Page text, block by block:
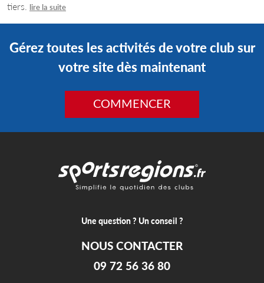
tiers.
lire la suite
Gérez toutes les activités de votre club sur
votre site dès maintenant
COMMENCER
Une question ? Un conseil ?
NOUS CONTACTER
09 72 56 36 80